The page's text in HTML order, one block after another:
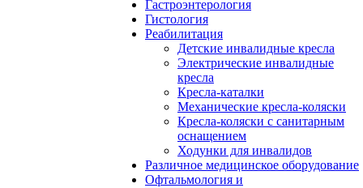
Гастроэнтерология
Гистология
Реабилитация
Детские инвалидные кресла
Электрические инвалидные
кресла
Кресла-каталки
Механические кресла-коляски
Кресла-коляски с санитарным
оснащением
Ходунки для инвалидов
Различное медицинское оборудование
Офтальмология и